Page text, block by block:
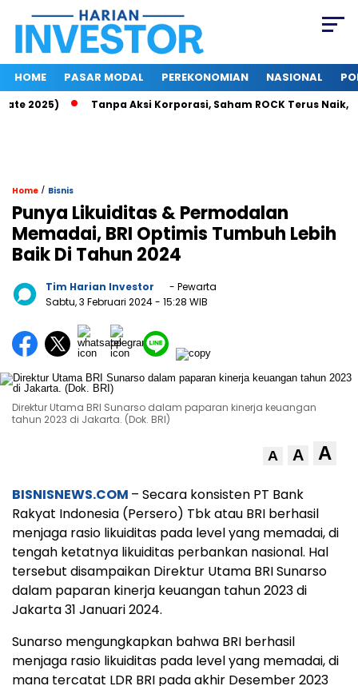
HOME PASAR MODAL PEREKONOMIAN NASIONAL
2025) Tanpa Aksi Korporasi, Saham ROCK Terus Naik,
Home / Bisnis
Punya Likuiditas & Permodalan
Memadai, BRI Optimis Tumbuh Lebih
Baik Di Tahun 2024
Tim Harian Investor
- Pewarta
Sabtu, 3 Februari 2024- 15:28 WIB
Direktur Utama BRI Sunarso dalam paparan kinerja keuangan
tahun 2023 di Jakarta. (Dok. BRI)
A A A
BISNISNEWS.COM – Secara konsisten PT Bank
Rakyat Indonesia (Persero) Tbk atau BRI berhasil
menjaga rasio likuiditas pada level yang memadai, di
tengah ketatnya likuiditas perbankan nasional. Hal
tersebut disampaikan Direktur Utama BRI Sunarso
dalam paparan kinerja keuangan tahun 2023 di
Jakarta 31 Januari 2024.
Sunarso mengungkapkan bahwa BRI berhasil
menjaga rasio likuiditas pada level yang memadai, di
mana tercatat LDR BRI pada akhir Desember 2023